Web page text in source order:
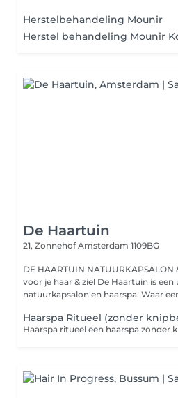
Herstelbehandeling Mounir
Herstel behandeling Mounir
De Haartuin
21, ZonnehofAmsterdam 1109BG
DE HAARTUIN NATUURKAPSALON &
voor je haar & ziel De Haartuin is een unieke combinatie van
natuurkapsalon en haarspa. Waar
Haarspa Ritueel (zonder